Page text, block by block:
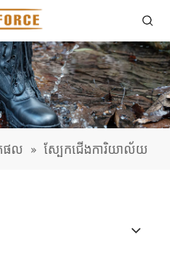
ផល » ស្បែកជើងការិយាល័យ